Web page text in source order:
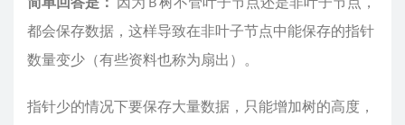
都会保存数据，这样导致在非叶子节点中能保存的指针
数量变少（有些资料也称为扇出）。
指针少的情况下要保存大量数据，只能增加树的高度，